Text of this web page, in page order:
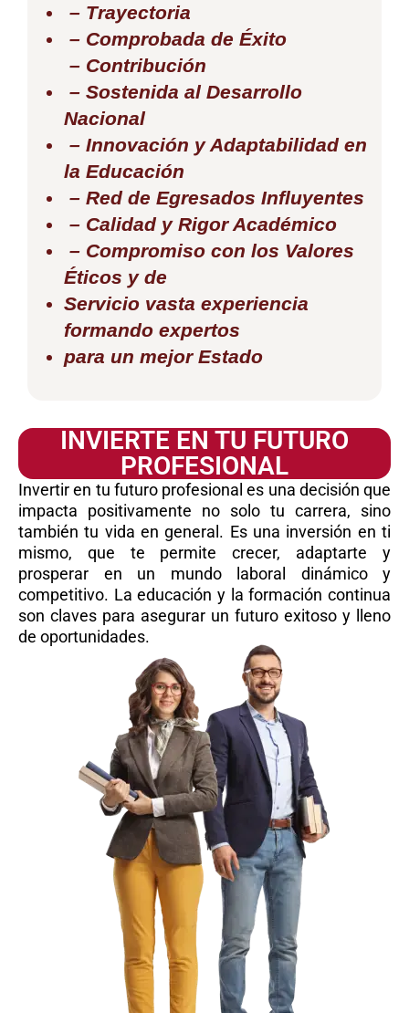
– Trayectoria
– Comprobada de Éxito
– Contribución
– Sostenida al Desarrollo
Nacional
– Innovación y Adaptabilidad en
la Educación
– Red de Egresados Influyentes
– Calidad y Rigor Académico
– Compromiso con los Valores
Éticos y de
Servicio vasta experiencia
formando expertos
para un mejor Estado
INVIERTE EN TU FUTURO
PROFESIONAL
Invertir en tu futuro profesional es una decisión que
impacta positivamente no solo tu carrera, sino
también tu vida en general. Es una inversión en ti
mismo, que te permite crecer, adaptarte y
prosperar en un mundo laboral dinámico y
competitivo. La educación y la formación continua
son claves para asegurar un futuro exitoso y lleno
de oportunidades.